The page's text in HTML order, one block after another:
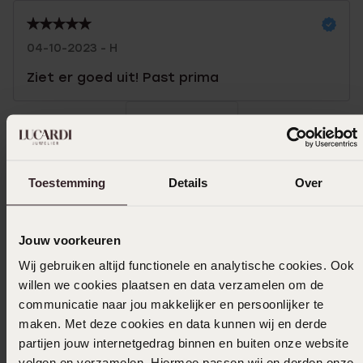
Toestemming Details Over
Jouw voorkeuren
Wij gebruiken altijd functionele en analytische cookies. Ook
willen we cookies plaatsen en data verzamelen om de
communicatie naar jou makkelijker en persoonlijker te
maken. Met deze cookies en data kunnen wij en derde
partijen jouw internetgedrag binnen en buiten onze website
04-10-2023 - H
Ziet er goed uit! Past prima
Toon meer
Selecteer maat & bestel
Ook leuk voor jou